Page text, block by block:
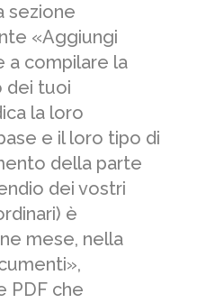
sezione
«Aggiungi
a compilare la
dei tuoi
la loro
e il loro tipo di
della parte
dei vostri
è
mese, nella
PDF che